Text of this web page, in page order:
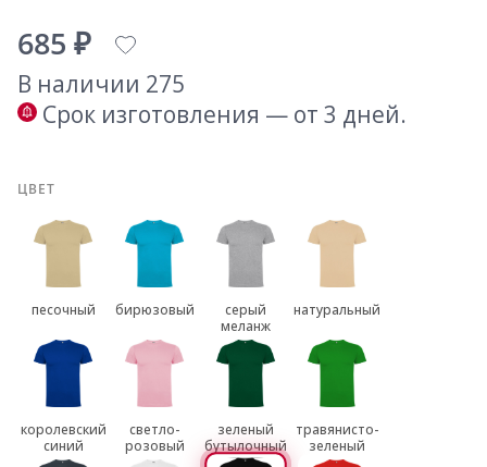
685 ₽
В наличии 275
Срок изготовления — от 3 дней.
ЦВЕТ
песочный бирюзовый
серый
меланж
натуральный
королевский
синий
светло-
розовый
зеленый
бутылочный
травянисто-
зеленый